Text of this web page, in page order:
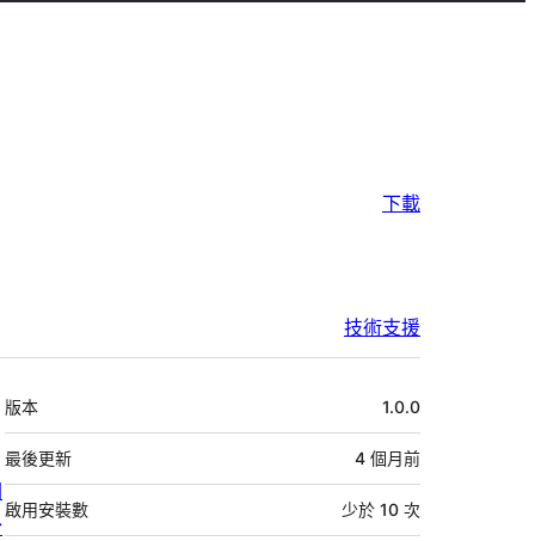
下載
技術支援
中
繼
資
料
版本 1.0.0
最後更新 4 個月前
啟用安裝數 少於 10 次